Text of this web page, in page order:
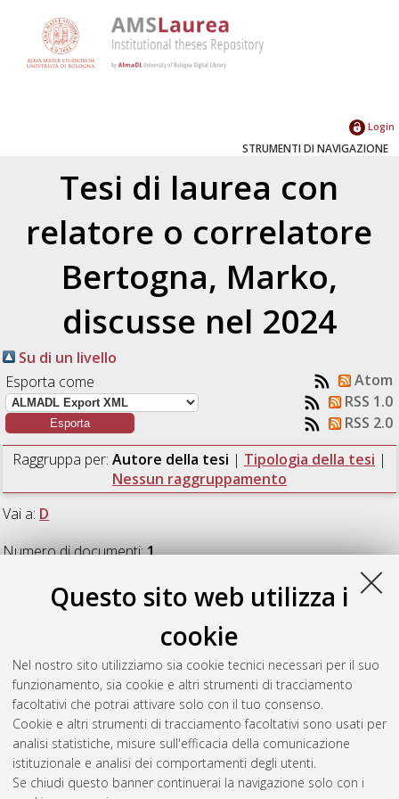
Questo sito web utilizza i
cookie
Nel nostro sito utilizziamo sia cookie tecnici necessari per il suo
funzionamento, sia cookie e altri strumenti di tracciamento
facoltativi che potrai attivare solo con il tuo consenso.
Cookie e altri strumenti di tracciamento facoltativi sono usati per
analisi statistiche, misure sull'efficacia della comunicazione
istituzionale e analisi dei comportamenti degli utenti.
Se chiudi questo banner continuerai la navigazione solo con i
Login
STRUMENTI DI NAVIGAZIONE
Tesi di laurea con
relatore o correlatore
Bertogna, Marko,
discusse nel 2024
Su di un livello
Esporta come
Atom
RSS 1.0
RSS 2.0
Raggruppa per: Autore della tesi | Tipologia della tesi |
Nessun raggruppamento
Vai a: D
Numero di documenti:1.
Improved 6D Pose Estimation in Industrial Robotic Systems.
[Laurea magistrale], Università di Bologna, Corso di Studio in
Artificial intelligence [LM-DM270]
Questa lista e' stata generata ilSun Aug 9 01:13:46 2026
CEST